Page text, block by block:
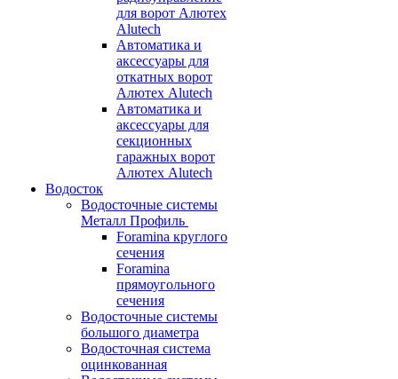
для ворот Алютех
Alutech
Автоматика и
аксессуары для
откатных ворот
Алютех Alutech
Автоматика и
аксессуары для
секционных
гаражных ворот
Алютех Alutech
Водосток
Водосточные системы
Металл Профиль
Foramina круглого
сечения
Foramina
прямоугольного
сечения
Водосточные системы
большого диаметра
Водосточная система
оцинкованная